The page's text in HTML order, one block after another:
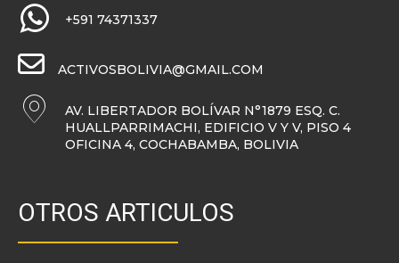
+591 74371337
ACTIVOSBOLIVIA@GMAIL.COM
AV. LIBERTADOR BOLÍVAR N°1879 ESQ. C.
HUALLPARRIMACHI, EDIFICIO V Y V, PISO 4
OFICINA 4, COCHABAMBA, BOLIVIA
OTROS ARTICULOS